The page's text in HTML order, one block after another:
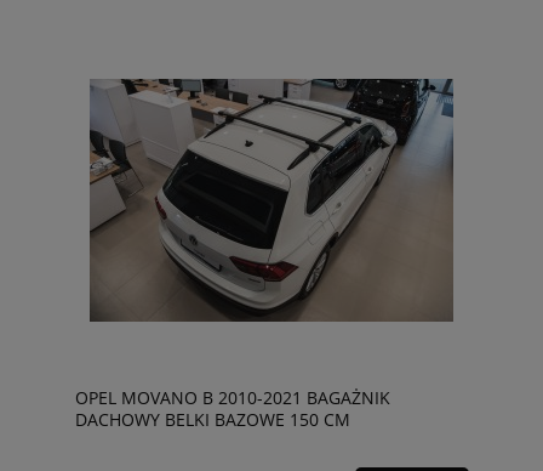
OPEL MOVANO B 2010-2021 BAGAŻNIK
DACHOWY BELKI BAZOWE 150 CM